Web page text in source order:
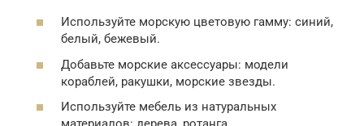
Используйте морскую цветовую гамму: синий,
белый, бежевый.
Добавьте морские аксессуары: модели
кораблей, ракушки, морские звезды.
Используйте мебель из натуральных